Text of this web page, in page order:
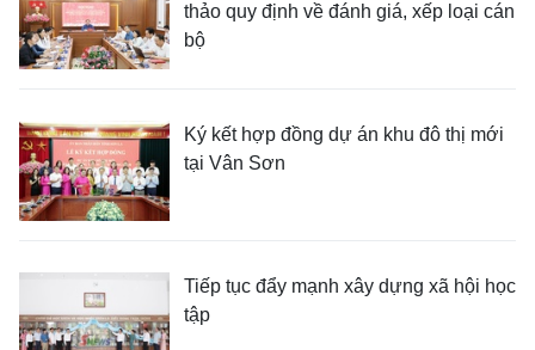
thảo quy định về đánh giá, xếp loại cán
bộ
Ký kết hợp đồng dự án khu đô thị mới
tại Vân Sơn
Tiếp tục đẩy mạnh xây dựng xã hội học
tập